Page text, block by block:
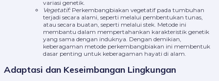
variasi genetik.
Vegetatif:Perkembangbiakan vegetatif pada tumbuhan
terjadi secara alami, seperti melalui pembentukan tunas,
atau secara buatan, seperti melalui stek. Metode ini
membantu dalam mempertahankan karakteristik genetik
yang sama dengan induknya. Dengan demikian,
keberagaman metode perkembangbiakan ini membentuk
dasar penting untuk keberagaman hayati di alam.
Adaptasi dan Keseimbangan Lingkungan